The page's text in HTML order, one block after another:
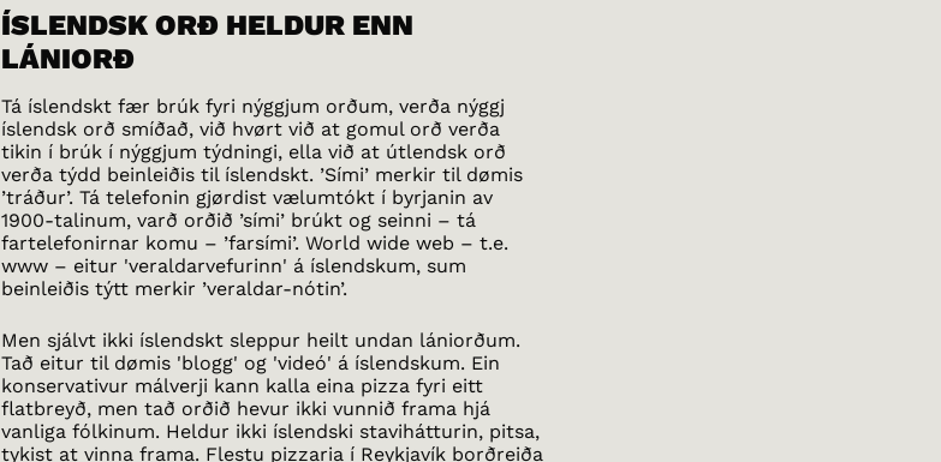
ÍSLENDSK ORÐ HELDUR ENN
LÁNIORÐ
Tá íslendskt fær brúk fyri nýggjum orðum, verða nýggj
íslendsk orð smíðað, við hvørt við at gomul orð verða
tikin í brúk í nýggjum týdningi, ella við at útlendsk orð
verða týdd beinleiðis til íslendskt. ’Sími’ merkir til dømis
’tráður’. Tá telefonin gjørdist vælumtókt í byrjanin av
1900-talinum, varð orðið ’sími’ brúkt og seinni – tá
fartelefonirnar komu – ’farsími’. World wide web – t.e.
www – eitur 'veraldarvefurinn' á íslendskum, sum
beinleiðis týtt merkir ’veraldar-nótin’.
Men sjálvt ikki íslendskt sleppur heilt undan lániorðum.
Tað eitur til dømis 'blogg' og 'videó' á íslendskum. Ein
konservativur málverji kann kalla eina pizza fyri eitt
flatbreyð, men tað orðið hevur ikki vunnið frama hjá
vanliga fólkinum. Heldur ikki íslendski stavihátturin, pitsa,
tykist at vinna frama. Flestu pizzaria í Reykjavík borðreiða